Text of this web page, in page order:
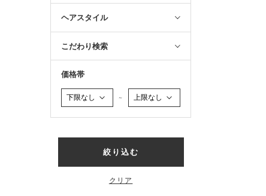
ヘアスタイル
こだわり検索
価格帯
～
絞り込む
クリア